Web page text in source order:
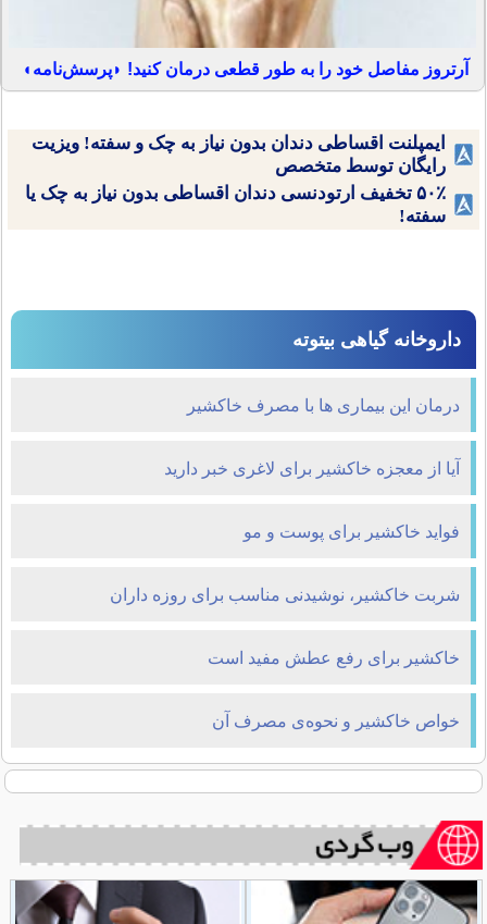
آرتروز مفاصل خود را به طور قطعی درمان کنید! ◗پرسش‌نامه◖
ایمپلنت اقساطی دندان بدون نیاز به چک و سفته! ویزیت
رایگان توسط متخصص
۵۰٪ تخفیف ارتودنسی دندان اقساطی بدون نیاز به چک یا
سفته!
داروخانه گیاهی بیتوته
درمان این بیماری ها با مصرف خاکشیر
آیا از معجزه خاکشیر برای لاغری خبر دارید
فواید خاکشیر برای پوست و مو
شربت خاکشیر، نوشیدنی مناسب برای روزه داران
خاکشیر برای رفع عطش مفید است
خواص خاكشیر و نحوه‌ی مصرف آن